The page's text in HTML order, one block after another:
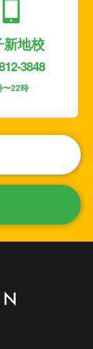
新地校
3848
〜22時